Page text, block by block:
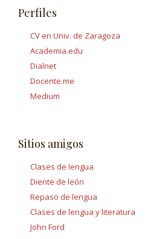
Perfiles
CV en Univ. de Zaragoza
Academia.edu
Dialnet
Docente.me
Medium
Sitios amigos
Clases de lengua
Diente de león
Repaso de lengua
Clases de lengua y literatura
John Ford